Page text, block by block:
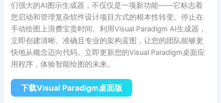
们强大的AI图示生成器，不仅仅是一项新功能——它标志着
您启动和管理复杂软件设计项目方式的根本性转变。停止在
手动绘图上浪费宝贵时间。利用Visual Paradigm AI生成器，
立即创建清晰、准确且专业的架构蓝图，让您的团队能够更
快地从概念迈向代码。立即更新您的Visual Paradigm桌面应
用程序，体验智能绘图的未来。
下载Visual Paradigm桌面版